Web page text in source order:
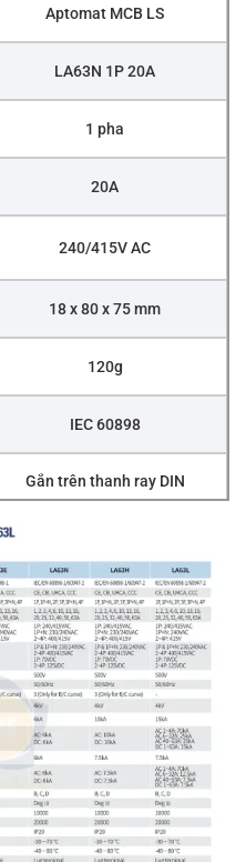
Aptomat MCB LS
LA63N 1P 20A
1 pha
20A
240/415V AC
18 x 80 x 75 mm
120g
IEC 60898
Gắn trên thanh ray DIN